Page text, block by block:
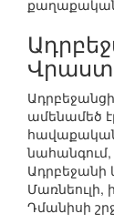
քաղաքական
ամենամեծ
հավաքական
Դմանիսի